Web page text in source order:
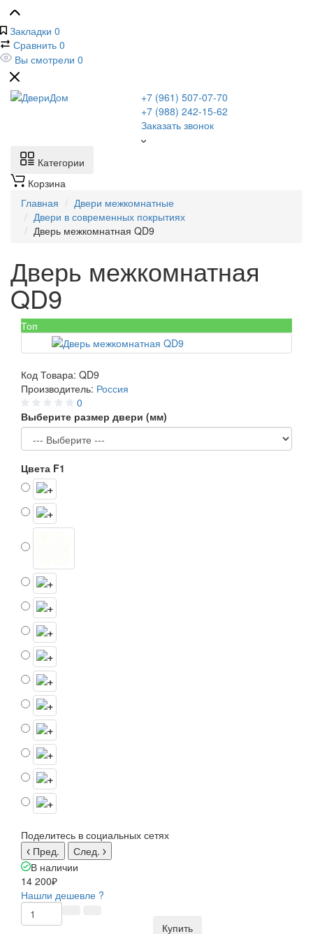
Закладки 0
Сравнить 0
Вы смотрели 0
+7 (961) 507-07-70
+7 (988) 242-15-62
Заказать звонок
Категории
Корзина
Главная
Двери межкомнатные
Двери в современных покрытиях
Дверь межкомнатная QD9
Дверь межкомнатная
QD9
Топ
Код Товара: QD9
Производитель: Россия
0
Выберите размер двери (мм)
Цвета F1
Поделитесь в социальных сетях
Пред.
След.
В наличии
14 200₽
Нашли дешевле ?
Купить